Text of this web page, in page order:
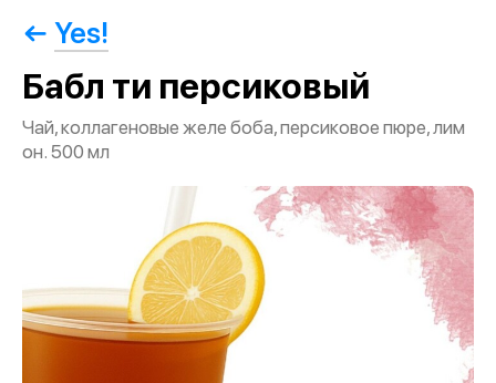
Yes!
Бабл ти персиковый
Чай, коллагеновые желе боба, персиковое пюре, лим
он. 500 мл